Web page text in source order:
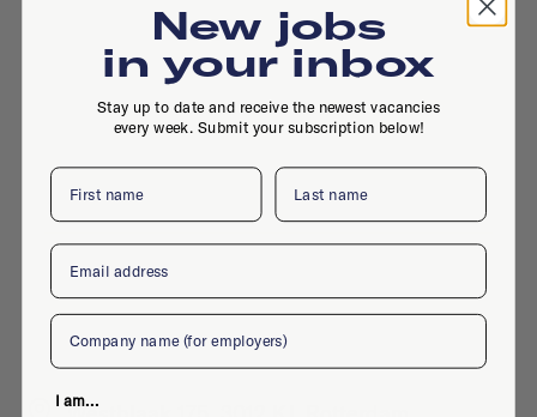
New jobs
in your inbox
Stay up to date and receive the newest vacancies
every week. Submit your subscription below!
First name Last name
Email
Company
I am...